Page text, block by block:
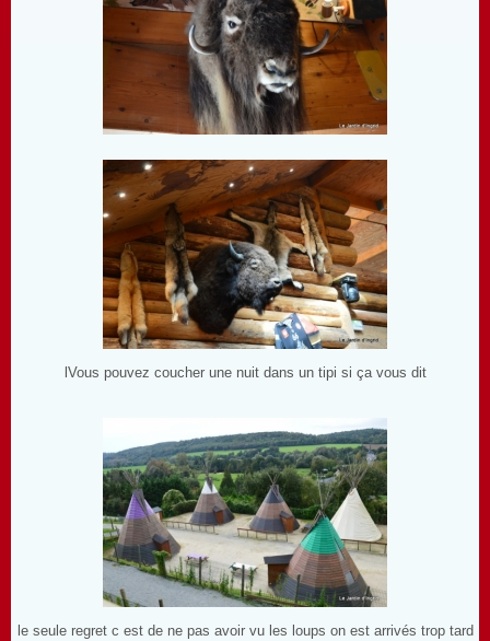
lVous pouvez coucher une nuit dans un tipi si ça vous dit
le seule regret c est de ne pas avoir vu les loups on est arrivés trop tard